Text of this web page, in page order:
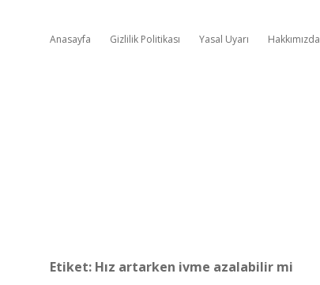
Anasayfa Gizlilik Politikası Yasal Uyarı Hakkımızda
Etiket: Hız artarken ivme azalabilir mi